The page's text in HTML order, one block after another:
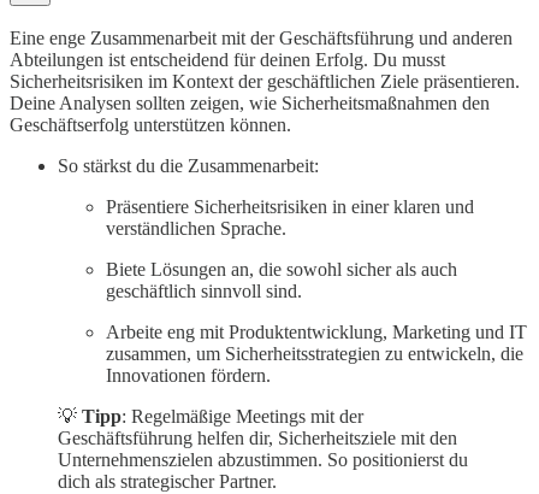
Eine enge Zusammenarbeit mit der Geschäftsführung und anderen
Abteilungen ist entscheidend für deinen Erfolg. Du musst
Sicherheitsrisiken im Kontext der geschäftlichen Ziele präsentieren.
Deine Analysen sollten zeigen, wie Sicherheitsmaßnahmen den
Geschäftserfolg unterstützen können.
So stärkst du die Zusammenarbeit:
Präsentiere Sicherheitsrisiken in einer klaren und
verständlichen Sprache.
Biete Lösungen an, die sowohl sicher als auch
geschäftlich sinnvoll sind.
Arbeite eng mit Produktentwicklung, Marketing und IT
zusammen, um Sicherheitsstrategien zu entwickeln, die
Innovationen fördern.
💡 Tipp: Regelmäßige Meetings mit der
Geschäftsführung helfen dir, Sicherheitsziele mit den
Unternehmenszielen abzustimmen. So positionierst du
dich als strategischer Partner.